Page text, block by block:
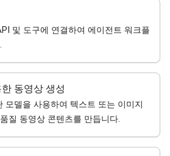
및 도구에 연결하여 에이전트 워크플
동영상 생성
모델을 사용하여 텍스트 또는 이미지
질 동영상 콘텐츠를 만듭니다.